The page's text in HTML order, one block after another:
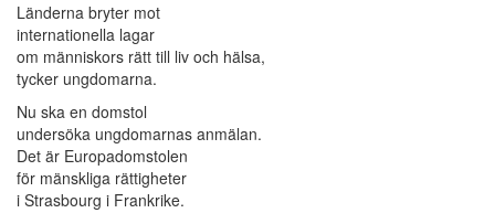
Länderna bryter mot
internationella lagar
om människors rätt till liv och hälsa,
tycker ungdomarna.
Nu ska en domstol
undersöka ungdomarnas anmälan.
Det är Europadomstolen
för mänskliga rättigheter
i Strasbourg i Frankrike.